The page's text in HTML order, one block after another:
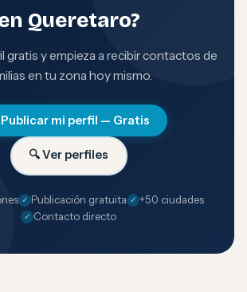
Queretaro?
gratis y empieza a recibir contactos de
en tu zona hoy mismo.
Publicar mi perfil — Gratis
🔍 Ver perfiles
Publicación gratuita
+50 ciudades
Contacto directo